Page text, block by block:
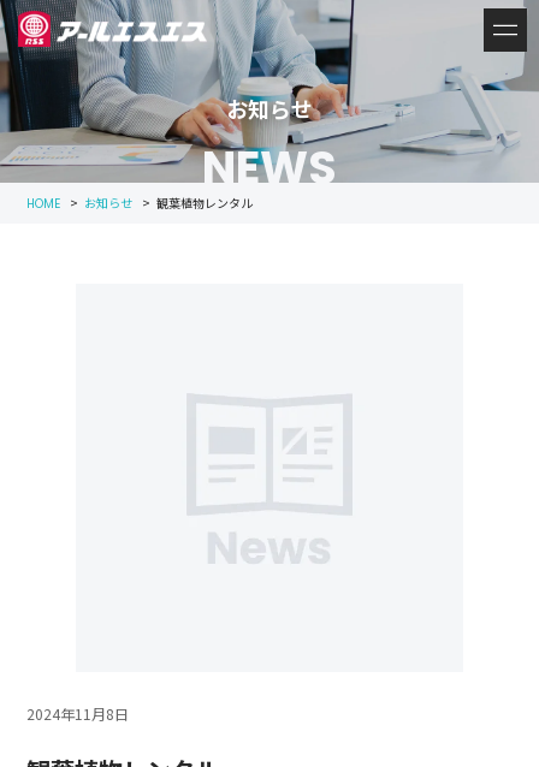
お知らせ
NEWS
HOME > お知らせ > 観葉植物レンタル
2024年11月8日